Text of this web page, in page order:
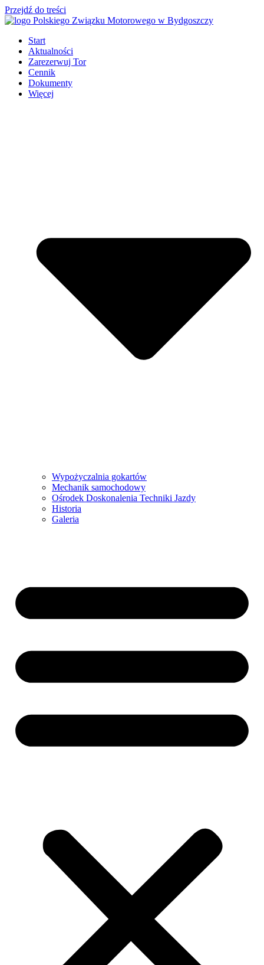
Przejdź do treści
Start
Aktualności
Zarezerwuj Tor
Cennik
Dokumenty
Więcej
Wypożyczalnia gokartów
Mechanik samochodowy
Ośrodek Doskonalenia Techniki Jazdy
Historia
Galeria